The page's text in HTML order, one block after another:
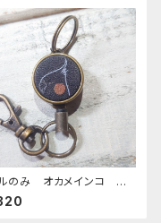
のみ オカメインコ 横
ノトーン ブラック おか
こ